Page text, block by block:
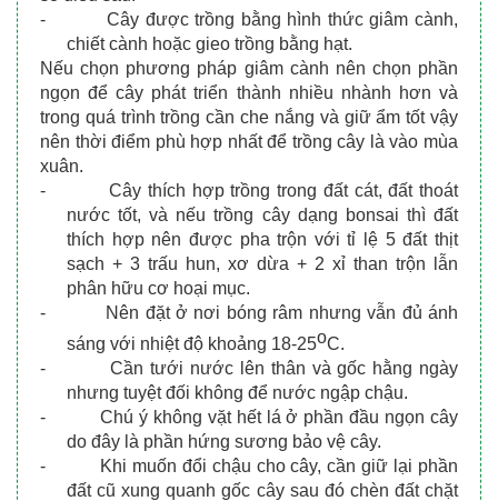
-
Cây được trồng bằng hình thức giâm cành,
chiết cành hoặc gieo trồng bằng hạt.
Nếu chọn phương pháp giâm cành nên chọn phần
ngọn để cây phát triển thành nhiều nhành hơn và
trong quá trình trồng cần che nắng và giữ ẩm tốt vậy
nên thời điểm phù hợp nhất để trồng cây là vào mùa
xuân.
-
Cây thích hợp trồng trong đất cát, đất thoát
nước tốt, và nếu trồng cây dạng bonsai thì đất
thích hợp nên được pha trộn với tỉ lệ 5 đất thịt
sạch + 3 trấu hun, xơ dừa + 2 xỉ than trộn lẫn
phân hữu cơ hoại mục.
-
Nên đặt ở nơi bóng râm nhưng vẫn đủ ánh
sáng với nhiệt độ khoảng 18-25oC.
-
Cần tưới nước lên thân và gốc hằng ngày
nhưng tuyệt đối không để nước ngập chậu.
-
Chú ý không vặt hết lá ở phần đầu ngọn cây
do đây là phần hứng sương bảo vệ cây.
-
Khi muốn đổi chậu cho cây, cần giữ lại phần
đất cũ xung quanh gốc cây sau đó chèn đất chặt